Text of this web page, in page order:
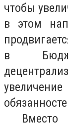
чтобы
в этом
в
Вместо